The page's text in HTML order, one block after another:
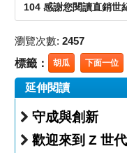
104 感謝您閱讀直銷世
瀏覽次數: 2457
標籤： 胡瓜 下面一位
延伸閱讀
守成與創新
歡迎來到 Z 世代